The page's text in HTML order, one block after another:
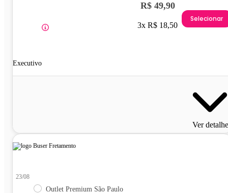
Executivo
R$ 49,90
3x R$ 18,50
Selecionar
Ver
23/08
Outlet Premium São Paulo